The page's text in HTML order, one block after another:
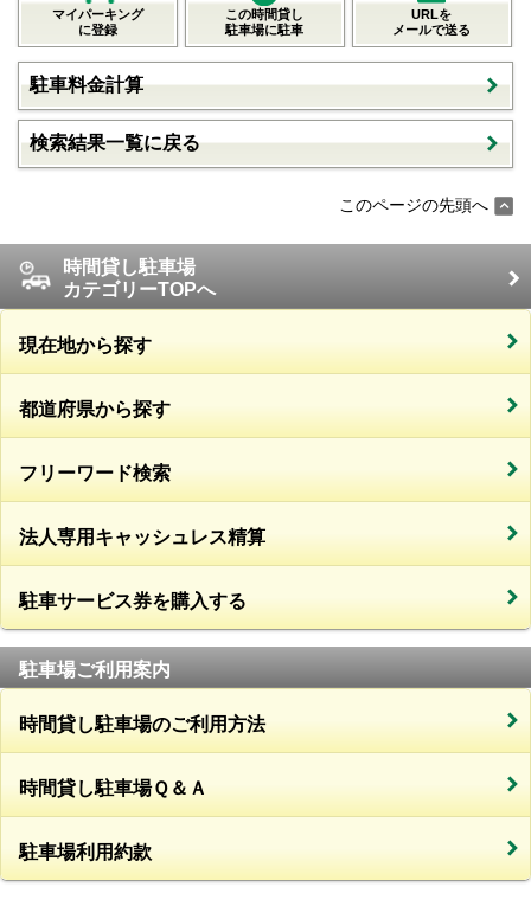
マイパーキング
に登録
この時間貸し
駐車場に駐車
URLを
メールで送る
駐車料金計算
検索結果一覧に戻る
このページの先頭へ
時間貸し駐車場
カテゴリーTOPへ
現在地から探す
都道府県から探す
フリーワード検索
法人専用キャッシュレス精算
駐車サービス券を購入する
駐車場ご利用案内
時間貸し駐車場のご利用方法
時間貸し駐車場Ｑ＆Ａ
駐車場利用約款